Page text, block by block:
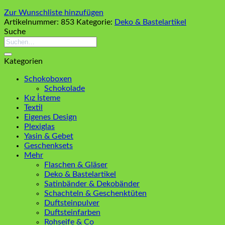
Zur Wunschliste hinzufügen
Artikelnummer: 853 Kategorie: Deko & Bastelartikel
Suche
Suchen
nach:
Kategorien
Schokoboxen
Schokolade
Kız İsteme
Textil
Eigenes Design
Plexiglas
Yasin & Gebet
Geschenksets
Mehr
Flaschen & Gläser
Deko & Bastelartikel
Satinbänder & Dekobänder
Schachteln & Geschenktüten
Duftsteinpulver
Duftsteinfarben
Rohseife & Co